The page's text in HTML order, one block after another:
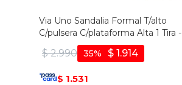
Via Uno Sandalia Formal T/alto
C/pulsera C/plataforma Alta 1 Tira -
$ 2.990 $ 1.914
35
$ 1.531